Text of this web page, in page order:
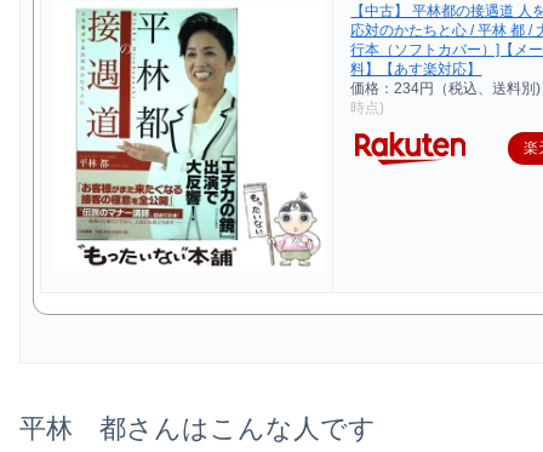
【中古】 平林都の接遇道 人
応対のかたちと心 / 平林 都 /
行本（ソフトカバー）]【メ
料】【あす楽対応】
価格：234円（税込、送料別)
時点)
楽
平林 都さんはこんな人です